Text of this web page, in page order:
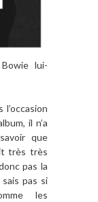
lui-
l’occasion
il n’a
que
très très
pas la
pas si
les